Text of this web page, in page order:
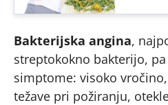
Bakterijska angina,
streptokokno bakterijo,
simptome: visoko
težave pri požiranju,